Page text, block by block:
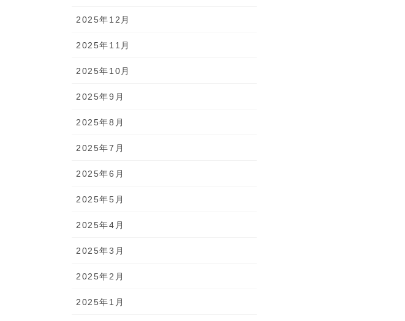
2025年12月
2025年11月
2025年10月
2025年9月
2025年8月
2025年7月
2025年6月
2025年5月
2025年4月
2025年3月
2025年2月
2025年1月